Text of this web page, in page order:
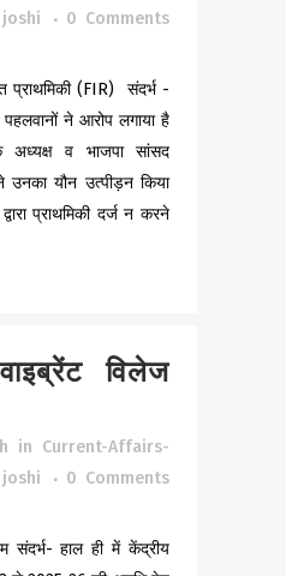
0 Comments
प्राथमिकी (FIR) संदर्भ -
पहलवानों ने आरोप लगाया है
व भाजपा सांसद
यौन उत्पीड़न किया
प्राथमिकी दर्ज न करने
वाइब्रेंट विलेज
in Current-Affairs-
0 Comments
संदर्भ- हाल ही में केंद्रीय